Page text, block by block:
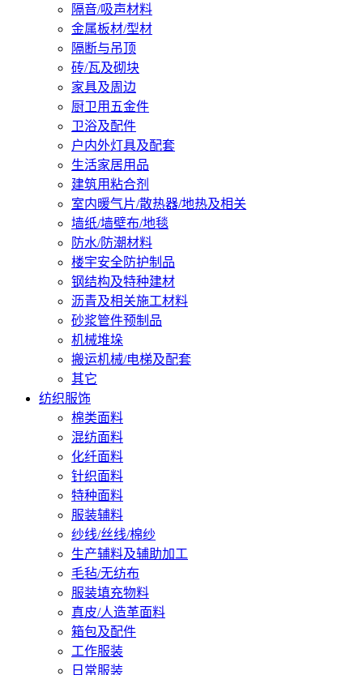
隔音/吸声材料
金属板材/型材
隔断与吊顶
砖/瓦及砌块
家具及周边
厨卫用五金件
卫浴及配件
户内外灯具及配套
生活家居用品
建筑用粘合剂
室内暖气片/散热器/地热及相关
墙纸/墙壁布/地毯
防水/防潮材料
楼宇安全防护制品
钢结构及特种建材
沥青及相关施工材料
砂浆管件预制品
机械堆垛
搬运机械/电梯及配套
其它
纺织服饰
棉类面料
混纺面料
化纤面料
针织面料
特种面料
服装辅料
纱线/丝线/棉纱
生产辅料及辅助加工
毛毡/无纺布
服装填充物料
真皮/人造革面料
箱包及配件
工作服装
日常服装